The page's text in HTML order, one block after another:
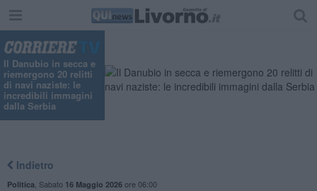
Il Danubio in secca e
riemergono 20 relitti
di navi naziste: le
incredibili immagini
dalla Serbia
Indietro
Politica Sabato 16 Maggio 2026ore 06:00